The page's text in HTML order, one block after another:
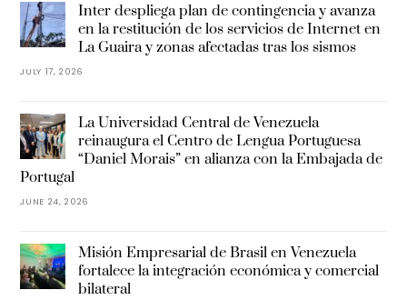
Inter despliega plan de contingencia y avanza
en la restitución de los servicios de Internet en
La Guaira y zonas afectadas tras los sismos
JULY 17, 2026
La Universidad Central de Venezuela
reinaugura el Centro de Lengua Portuguesa
“Daniel Morais” en alianza con la Embajada de
Portugal
JUNE 24, 2026
Misión Empresarial de Brasil en Venezuela
fortalece la integración económica y comercial
bilateral